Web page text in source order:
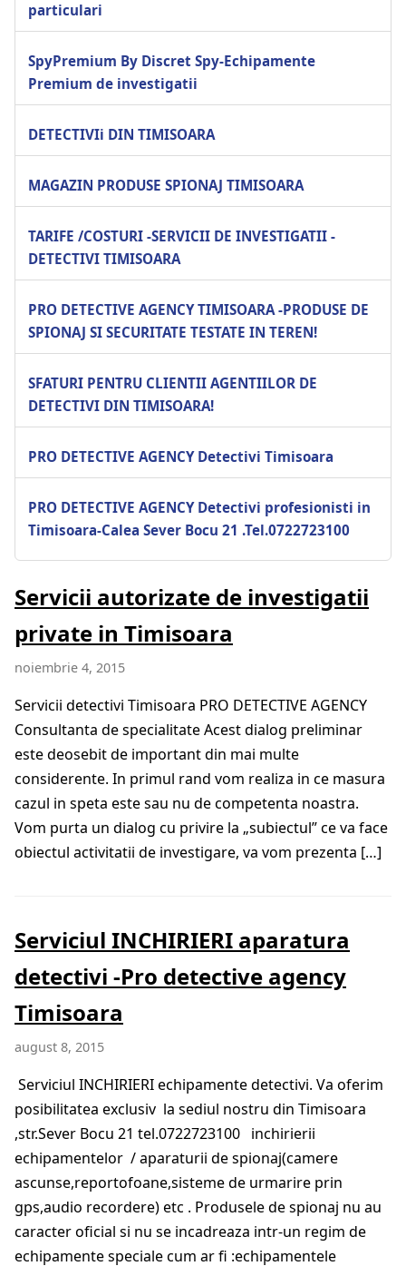
particulari
SpyPremium By Discret Spy-Echipamente
Premium de investigatii
DETECTIVIi DIN TIMISOARA
MAGAZIN PRODUSE SPIONAJ TIMISOARA
TARIFE /COSTURI -SERVICII DE INVESTIGATII -
DETECTIVI TIMISOARA
PRO DETECTIVE AGENCY TIMISOARA -PRODUSE DE
SPIONAJ SI SECURITATE TESTATE IN TEREN!
SFATURI PENTRU CLIENTII AGENTIILOR DE
DETECTIVI DIN TIMISOARA!
PRO DETECTIVE AGENCY Detectivi Timisoara
PRO DETECTIVE AGENCY Detectivi profesionisti in
Timisoara-Calea Sever Bocu 21 .Tel.0722723100
Servicii autorizate de investigatii
private in Timisoara
noiembrie 4, 2015
Servicii detectivi Timisoara PRO DETECTIVE AGENCY
Consultanta de specialitate Acest dialog preliminar
este deosebit de important din mai multe
considerente. In primul rand vom realiza in ce masura
cazul in speta este sau nu de competenta noastra.
Vom purta un dialog cu privire la „subiectul” ce va face
obiectul activitatii de investigare, va vom prezenta […]
Serviciul INCHIRIERI aparatura
detectivi -Pro detective agency
Timisoara
august 8, 2015
Serviciul INCHIRIERI echipamente detectivi. Va oferim
posibilitatea exclusiv la sediul nostru din Timisoara
,str.Sever Bocu 21 tel.0722723100 inchirierii
echipamentelor / aparaturii de spionaj(camere
ascunse,reportofoane,sisteme de urmarire prin
gps,audio recordere) etc . Produsele de spionaj nu au
caracter oficial si nu se incadreaza intr-un regim de
echipamente speciale cum ar fi :echipamentele